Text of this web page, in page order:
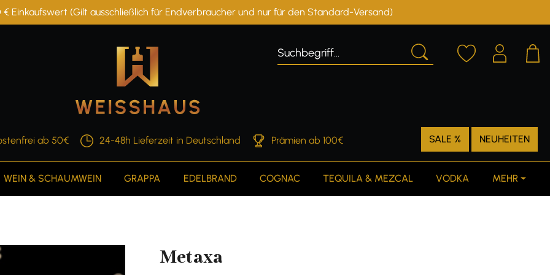
Einkaufswert (Gilt ausschließlich für Endverbraucher und nur für den Standard-Versand)
ab 50€ 24-48h Lieferzeit in Deutschland Prämien ab 100€ SALE % NEUHEITEN
WEIN & SCHAUMWEIN GRAPPA EDELBRAND COGNAC TEQUILA & MEZCAL VODKA MEHR
Metaxa